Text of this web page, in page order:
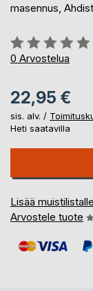
masennus,
Arvostelu::
0%
0 Arvostelua
22,95 €
sis. alv. /
Heti saatavilla
Lisää muistilistalle
Arvostele tuote